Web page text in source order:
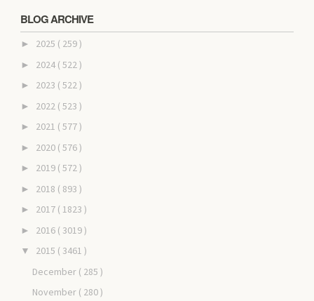
BLOG ARCHIVE
► 2025 ( 259 )
► 2024 ( 522 )
► 2023 ( 522 )
► 2022 ( 523 )
► 2021 ( 577 )
► 2020 ( 576 )
► 2019 ( 572 )
► 2018 ( 893 )
► 2017 ( 1823 )
► 2016 ( 3019 )
▼ 2015 ( 3461 )
December ( 285 )
November ( 280 )